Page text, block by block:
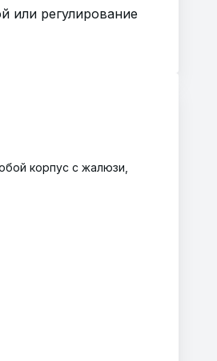
или регулирование
корпус с жалюзи,